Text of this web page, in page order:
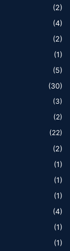
(2)
(4)
(2)
(1)
(5)
(30)
(3)
(2)
(22)
(2)
(1)
(1)
(1)
(4)
(1)
(1)